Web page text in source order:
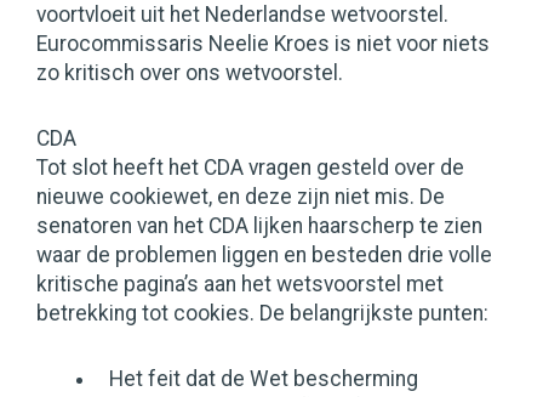
voortvloeit uit het Nederlandse wetvoorstel.
Eurocommissaris Neelie Kroes is niet voor niets
zo kritisch over ons wetvoorstel.
CDA
Tot slot heeft het CDA vragen gesteld over de
nieuwe cookiewet, en deze zijn niet mis. De
senatoren van het CDA lijken haarscherp te zien
waar de problemen liggen en besteden drie volle
kritische pagina’s aan het wetsvoorstel met
betrekking tot cookies. De belangrijkste punten:
Het feit dat de Wet bescherming